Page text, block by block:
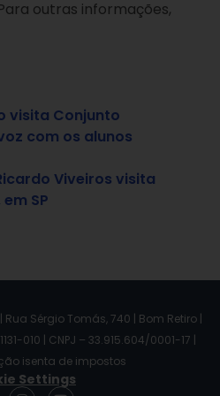
outras informações,
visita Conjunto
com os alunos
Viveiros visita
SP
| Rua Sérgio Tomás, 740 | Bom Retiro |
010 | CNPJ – 33.915.604/0001-17 |
isenta de impostos
Settings
I Y